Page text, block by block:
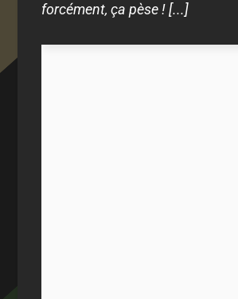
forcément, ça pèse ! [...]